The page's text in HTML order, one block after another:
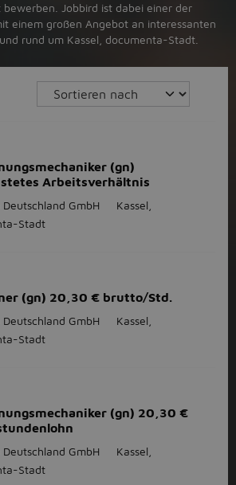
Jobbird ist dabei einer der
einem großen Angebot an interessanten
rund um Kassel, documenta-Stadt.
(gn)
Arbeitsverhältnis
Deutschland GmbH
Kassel,
Stadt
(gn) 20,30 € brutto/Std.
Deutschland GmbH
Kassel,
Stadt
(gn) 20,30 €
Deutschland GmbH
Kassel,
Stadt